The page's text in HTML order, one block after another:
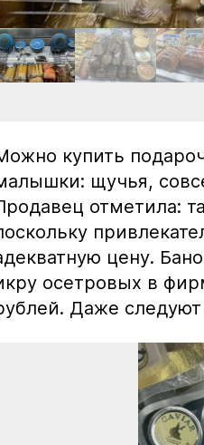
купить
щучья,
отметила:
цену.
осетровых в
Даже